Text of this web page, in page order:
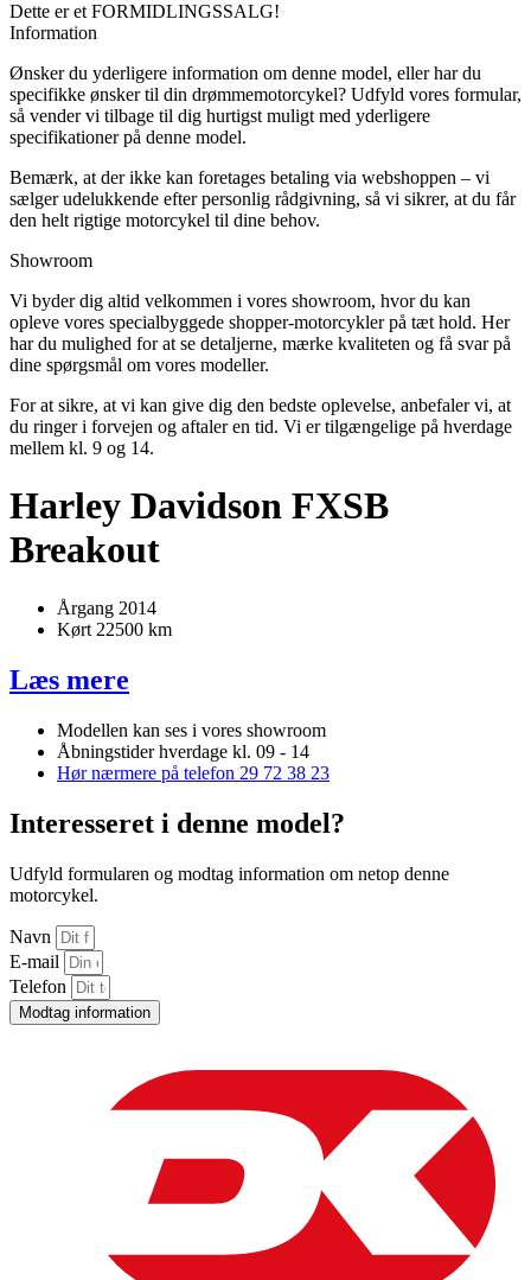
Dette er et FORMIDLINGSSALG!
Information
Ønsker du yderligere information om denne model, eller har du
specifikke ønsker til din drømmemotorcykel? Udfyld vores formular,
så vender vi tilbage til dig hurtigst muligt med yderligere
specifikationer på denne model.
Bemærk, at der ikke kan foretages betaling via webshoppen – vi
sælger udelukkende efter personlig rådgivning, så vi sikrer, at du får
den helt rigtige motorcykel til dine behov.
Showroom
Vi byder dig altid velkommen i vores showroom, hvor du kan
opleve vores specialbyggede shopper-motorcykler på tæt hold. Her
har du mulighed for at se detaljerne, mærke kvaliteten og få svar på
dine spørgsmål om vores modeller.
For at sikre, at vi kan give dig den bedste oplevelse, anbefaler vi, at
du ringer i forvejen og aftaler en tid. Vi er tilgængelige på hverdage
mellem kl. 9 og 14.
Harley Davidson FXSB
Breakout
Årgang 2014
Kørt 22500 km
Læs mere
Modellen kan ses i vores showroom
Åbningstider hverdage kl. 09 - 14
Hør nærmere på telefon 29 72 38 23
Interesseret i denne model?
Udfyld formularen og modtag information om netop denne
motorcykel.
Navn
E-mail
Telefon
Modtag information